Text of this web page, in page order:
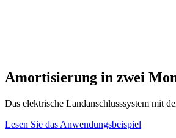
Amortisierung in zwei
Das elektrische Landanschlusssystem mit
Lesen Sie das Anwendungsbeispiel